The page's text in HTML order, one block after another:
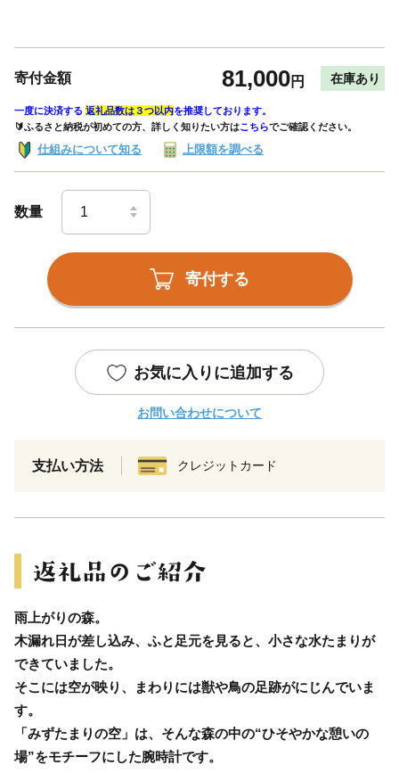
寄付金額 81,000円 在庫あり
一度に決済する 返礼品数は３つ以内を推奨しております。
🔰ふるさと納税が初めての方、詳しく知りたい方はこちらでご確認ください。
仕組みについて知る 上限額を調べる
数量
寄付する
お気に入りに追加する
お問い合わせについて
支払い方法 クレジットカード
雨上がりの森。
木漏れ日が差し込み、ふと足元を見ると、小さな水たまりが
できていました。
そこには空が映り、まわりには獣や鳥の足跡がにじんでいま
す。
「みずたまりの空」は、そんな森の中の“ひそやかな憩いの
場”をモチーフにした腕時計です。